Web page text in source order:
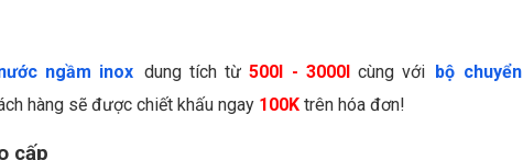
ngầm inox dung tích từ500l - 3000lcùng với bộ chuyển
hàng sẽ được chiết khấu ngay 100K trên hóa đơn!
cấp